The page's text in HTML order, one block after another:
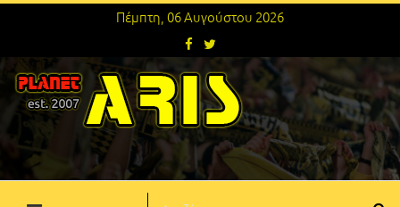
Πέμπτη, 06 Αυγούστου 2026